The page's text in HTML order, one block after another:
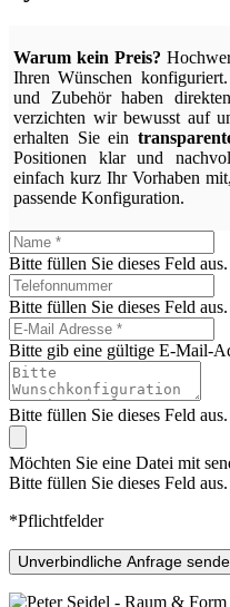
Warum kein Preis?
Ihren Wünschen
und Zubehör haben
verzichten wir bewusst auf
erhalten Sie ein
Positionen klar und
einfach kurz Ihr Vorhaben
passende Konfiguration.
Bitte füllen Sie dieses Feld aus.
Bitte füllen Sie dieses Feld aus.
Bitte gib eine gültige E-Mail-
Bitte füllen Sie dieses Feld aus.
Möchten Sie eine Datei mit
Bitte füllen Sie dieses Feld aus.
*Pflichtfelder
Unverbindliche Anfrage